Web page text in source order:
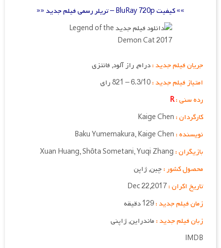
»» کیفیت BluRay 720p – تریلر رسمی فیلم جدید ««
جریان فیلم جدید :درام, راز آلود, فانتزی
امتیاز فیلم جدید :
رده سنی :R
کارگردان :
نویسنده : Baku Yumemakura, Kaige Chen
بازیگران :
محصول کشور : چین, ژاپن
تاریخ اکران :
زمان فیلم جدید :
زبان فیلم جدید : ماندراین, ژاپنی
IMDB